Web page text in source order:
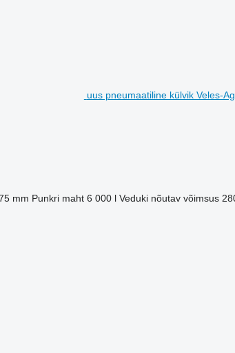
uus pneumaatiline külvik Veles-
mm Punkri maht 6 000 l Veduki nõutav võimsus